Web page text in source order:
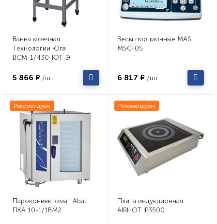
Ванна моечная
Технологии Юга
ВСМ-1/430-ЮТ-Э
5 866 ₽ /шт
Весы порционные MAS
MSC-05
6 817 ₽ /шт
Рекомендуем
Пароконвектомат Abat
ПКА 10-1/1ВМ2
Рекомендуем
Плита индукционная
AIRHOT IP3500